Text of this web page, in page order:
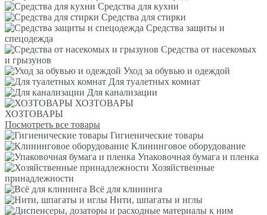
Средства для кухни
Средства для стирки
Средства защиты и
спецодежда
Средства от насекомых
и грызунов
Уход за обувью и одеждой
Для туалетных комнат
Для канализации
ХОЗТОВАРЫ
ХОЗТОВАРЫ
Посмотреть все товары
Гигиенические товары
Клининговое оборудование
Упаковочная бумага и пленка
Хозяйственные
принадлежности
Всё для клининга
Нити, шпагаты и иглы